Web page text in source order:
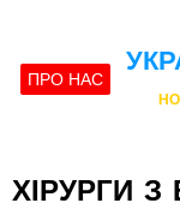
ПРО НАС
ХІРУРГИ